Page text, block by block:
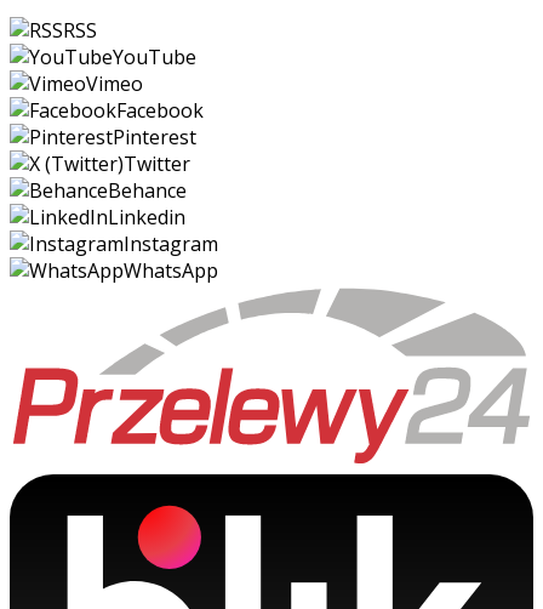
RSS
YouTube
Vimeo
Facebook
Pinterest
Twitter
Behance
Linkedin
Instagram
WhatsApp